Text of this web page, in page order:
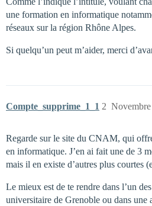
une formation en informatique
réseaux sur la région Rhône Alpes.
Si quelqu’un peut m’aider, merci
Compte_supprime_1_1 2
Regarde sur le site du CNAM, qui
en informatique. J’en ai fait une de 3
mais il en existe d’autres plus courtes
Le mieux est de te rendre dans l’un
universitaire de Grenoble ou dans une